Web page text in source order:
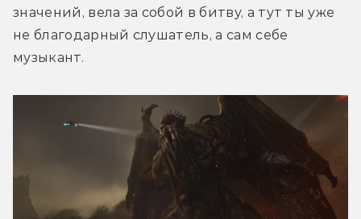
значений, вела за собой в битву, а тут ты уже
не благодарный слушатель, а сам себе
музыкант.